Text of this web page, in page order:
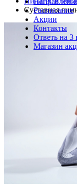
Расписание
Акции
Контакты
Ответь на 3
Магазин
Суставная